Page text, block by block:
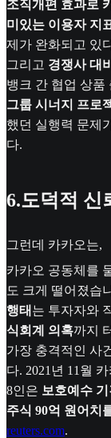
조직개편 효과로
미있는 이용자 지
제가 완화되고 있
그리고 경쟁사 대
뱅크 간 협업 상품
그룹 시너지 프로
했던 실행력 문제
다.
6.도덕적 신
그런데 카카오는,
카카오 공동체를
도 크게 떨어졌습
행태 는 투자자와
식회계 의혹까지
가장 충격적인 사
다. 2021년 11월
8인은 보호예수
주식 90억 원어치
reuters.com.